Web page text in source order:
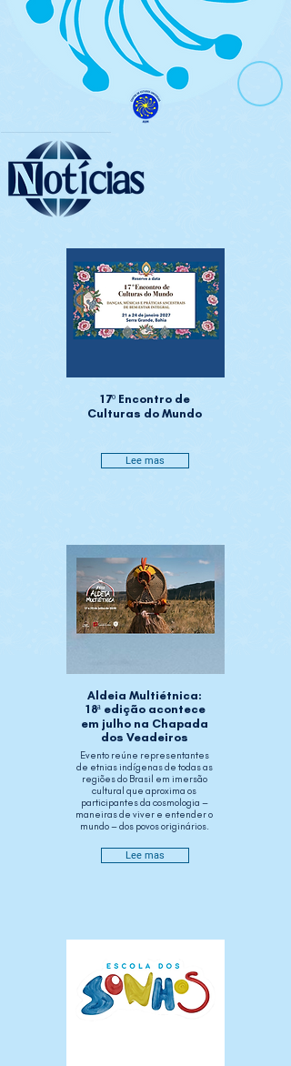
17º Encontro de
Culturas do Mundo
Lee mas
Aldeia Multiétnica:
18ª edição acontece
em julho na Chapada
dos Veadeiros
Evento reúne representantes
de etnias indígenas de todas as
regiões do Brasil em imersão
cultural que aproxima os
participantes da cosmologia –
maneiras de viver e entender o
mundo – dos povos originários.
Lee mas